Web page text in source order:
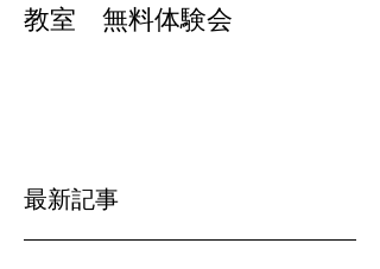
教室 無料体験会
最新記事